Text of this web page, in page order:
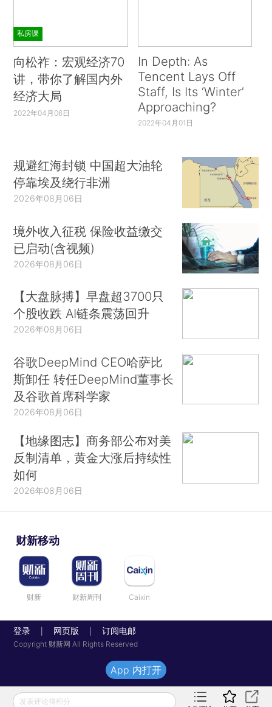
私房课
向松祚：宏观经济70
讲，带你了解国内外
经济大局
2022年04月06日
In Depth: As
Tencent Lays Off
Staff, Is Its ‘Winter’
Approaching?
2022年04月01日
规避红海封锁 中国超大油轮
停靠埃及绕行非洲
2026年08月06日
境外收入征税 保险收益缴交
已启动(含视频)
2026年08月06日
【大盘脉搏】早盘超3700只
个股收跌 AI链条震荡回升
2026年08月06日
谷歌DeepMind CEO哈萨比
斯卸任 转任DeepMind董事长
及谷歌首席科学家
2026年08月06日
【地缘图志】商务部公布对美
反制清单，黄金大涨后持续性
如何
2026年08月06日
财新移动
财新 财新周刊 Caixin
登录 网页版 订阅电邮
Copyright 财新网 All Rights Reserved
发表评论得积分
App 内打开